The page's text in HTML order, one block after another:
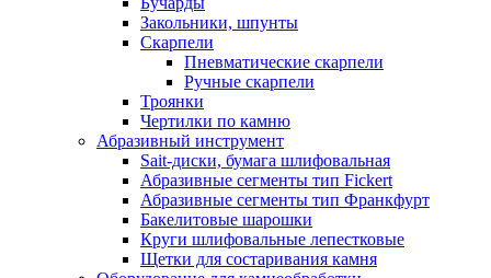
Закольники, шпунты
Скарпели
Пневматические скарпели
Ручные скарпели
Троянки
Чертилки по камню
Абразивный инструмент
Sait-диски, бумага шлифовальная
Абразивные сегменты тип Fickert
Абразивные сегменты тип Франкфурт
Бакелитовые шарошки
Круги шлифовальные лепестковые
Щетки для состаривания камня